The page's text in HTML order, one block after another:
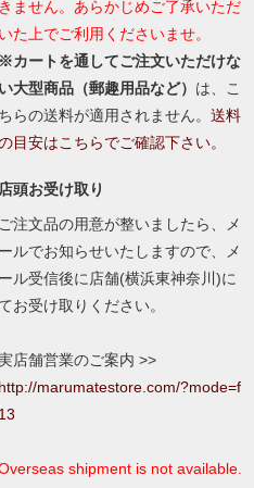
きません。あらかじめご了承いただ
いた上でご利用くださいませ。
※カートを通してご注文いただけな
い大型商品（郵趣用品など） は、こ
ちらの送料が適用されません。 送料
目安はこちらでご確認下さい。
店頭お受け取り
ご注文品の用意が整いましたら、メ
ールでお知らせいたしますので、メ
ール受信後に店舗(横浜東神奈川)に
てお受け取りください。
店舗営業のご案内 >>
http://marumatestore.com/?mode=f
13
shipment is not available.